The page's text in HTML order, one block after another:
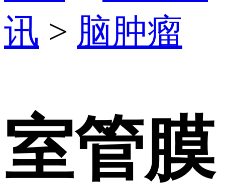
讯 > 脑肿瘤
室管膜